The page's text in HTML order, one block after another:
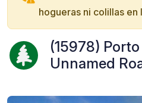
hogueras ni colillas en
(15978)
Unnamed